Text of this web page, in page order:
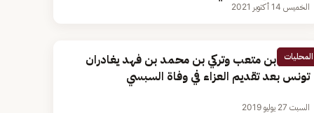
الخميس 14 أكتوبر 2021
المحليات
منصور بن متعب وتركي بن محمد بن فهد يغادران
تونس بعد تقديم العزاء في وفاة السبسي
السبت 27 يوليو 2019